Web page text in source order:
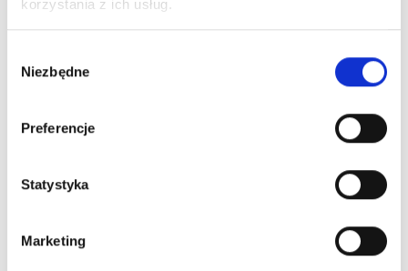
korzystania z ich usług.
zgody
Niezbędne
Preferencje
Statystyka
Marketing
ARTICLE:
H=81mm, L=7190mm
49.95 € / piece
22016
H=81mm, L=7690mm
53.42 € / piece